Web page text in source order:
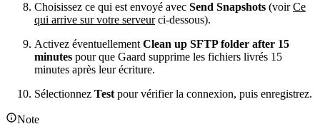
Choisissez ce qui est envoyé avec Send Snapshots (voirCe
qui arrive sur votre serveurci-dessous).
Activez éventuellement Clean up SFTP folder after 15
minutes pour que Gaard supprime les fichiers livrés 15
minutes après leur écriture.
Sélectionnez Test pour vérifier la connexion, puis enregistrez.
Note